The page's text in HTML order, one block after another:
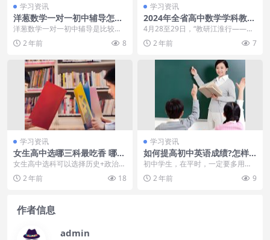
学习资讯
洋葱数学一对一初中辅导怎么
样 有效果吗
洋葱数学一对一初中辅导是比较好
的，洋葱数学通过问题解决的方
式，引导学生培养数学思...
2 年前 8
学习资讯
2024年全省高中数学学科教学
展示活动在安庆市举行Jennie
的，是赵露思的「耳机腰」
4月28至29日，“教研江淮行——皖
美课堂”高中数学学科教学展示活动
在安徽省宿松...
2 年前 7
学习资讯
女生高中选哪三科最吃香 哪些
选科组合值得推荐
女生高中选科可以选择历史+政治
+地理组合，文科注重人文素养和社
会理解，毕业生可以...
2 年前 18
学习资讯
如何提高初中英语成绩?怎样
一个月甩开同龄人
初中学生，在平时，一定要多用碎
片时间，来避免，最后把所有东西
都堆到一起突击，这并...
2 年前 9
作者信息
admin